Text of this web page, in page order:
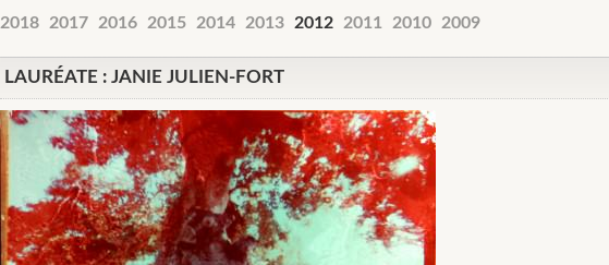
2018 2017 2016 2015 2014 2013 2012 2011 2010 2009
LAURÉATE : JANIE JULIEN-FORT